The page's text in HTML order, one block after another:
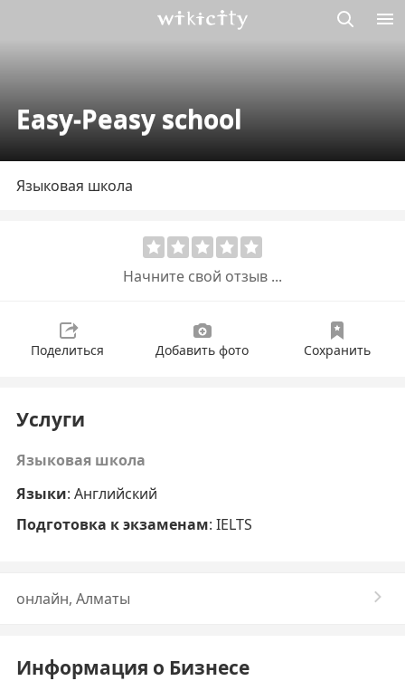
Easy-Peasy school
Языковая школа
Начните свой отзыв ...
Поделиться Добавить фото Сохранить
Услуги
Языковая школа
Языки: Английский
Подготовка к экзаменам: IELTS
онлайн, Алматы
Информация о Бизнесе